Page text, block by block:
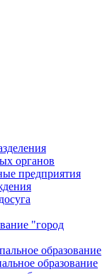
органов
предприятия
"город
образование
образование